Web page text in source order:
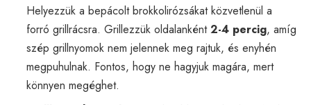
Helyezzük a bepácolt brokkolirózsákat közvetlenül a
forró grillrácsra. Grillezzük oldalanként2-4 percig, amíg
szép grillnyomok nem jelennek meg rajtuk, és enyhén
megpuhulnak. Fontos, hogy ne hagyjuk magára, mert
könnyen megéghet.